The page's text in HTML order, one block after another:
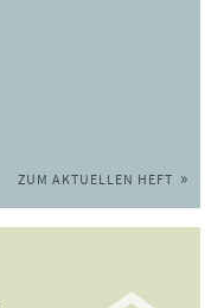
ZUM AKTUELLEN HEFT